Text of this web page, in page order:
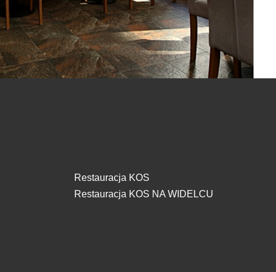
Restauracja KOS
Restauracja KOS NA WIDELCU